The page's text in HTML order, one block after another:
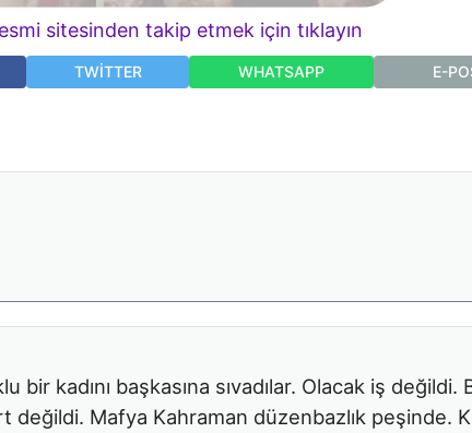
sitesinden takip etmek için tıklayın
TWITTER WHATSAPP E-
bir kadını başkasına sıvadılar. Olacak iş değildi.
değildi. Mafya Kahraman düzenbazlık peşinde.